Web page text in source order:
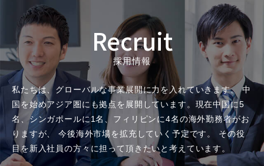
Recruit
採用情報
私たちは、グローバルな事業展開に力を入れていきます。
中
国を始めアジア圏にも拠点を展開しています。 現在中国に5
名、シンガポールに1名、フィリピンに4名の海外勤務者がお
りますが、
今後海外市場を拡充していく予定です。
その役
目を新入社員の方々に担って頂きたいと考えています。